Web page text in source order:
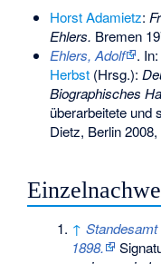
Horst Adamietz:
Ehlers. Bremen
Ehlers, Adolf
. In:
Herbst(Hrsg.):
Biographisches
überarbeitete und
Dietz, Berlin 2008,
↑
1898.